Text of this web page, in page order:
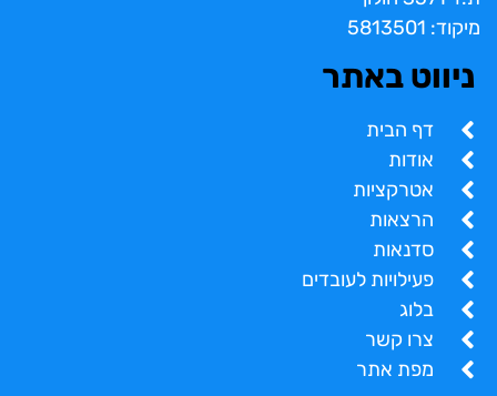
מיקוד: 5813501
ניווט באתר
דף הבית
אודות
אטרקציות
הרצאות
סדנאות
פעילויות לעובדים
בלוג
צרו קשר
מפת אתר